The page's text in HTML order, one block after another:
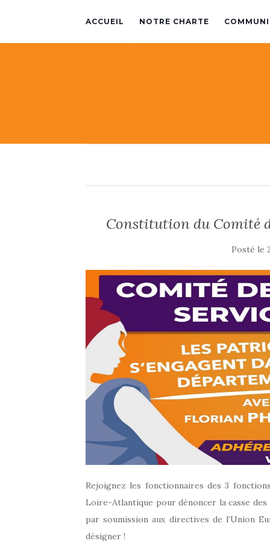
ACCUEIL NOTRE CHARTE
Constitution du Comité
Posté le
Rejoignez les fonctionnaires des 3
Loire-Atlantique pour dénoncer la casse
par soumission aux directives de l’Union
désigner !